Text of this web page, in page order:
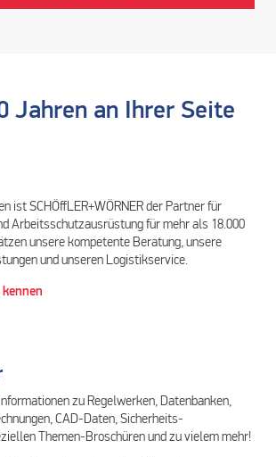
Jahren an Ihrer Seite
ist SCHÖffLER+WÖRNER der Partner für
Arbeitsschutzausrüstung für mehr als 18.000
unsere kompetente Beratung, unsere
und unseren Logistikservice.
zu Regelwerken, Datenbanken,
CAD-Daten, Sicherheits-
Themen-Broschüren und zu vielem mehr!